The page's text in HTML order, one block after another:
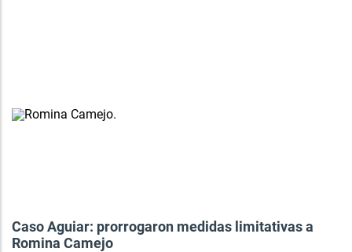
Caso Aguiar: prorrogaron medidas limitativas a
Romina Camejo